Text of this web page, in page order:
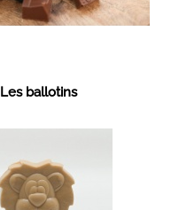
Les ballotins